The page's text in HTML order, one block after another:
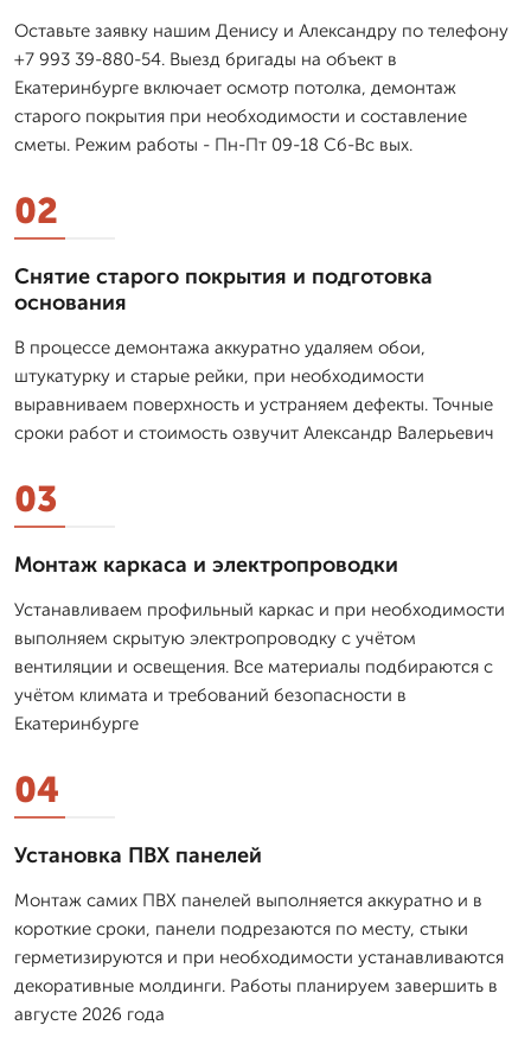
Оставьте заявку нашим Денису и Александру по телефону
+7 993 39-880-54. Выезд бригады на объект в
Екатеринбурге включает осмотр потолка, демонтаж
старого покрытия при необходимости и составление
сметы. Режим работы - Пн-Пт 09-18 Сб-Вс вых.
02
Снятие старого покрытия и подготовка
основания
В процессе демонтажа аккуратно удаляем обои,
штукатурку и старые рейки, при необходимости
выравниваем поверхность и устраняем дефекты. Точные
сроки работ и стоимость озвучит Александр Валерьевич
03
Монтаж каркаса и электропроводки
Устанавливаем профильный каркас и при необходимости
выполняем скрытую электропроводку с учётом
вентиляции и освещения. Все материалы подбираются с
учётом климата и требований безопасности в
Екатеринбурге
04
Установка ПВХ панелей
Монтаж самих ПВХ панелей выполняется аккуратно и в
короткие сроки, панели подрезаются по месту, стыки
герметизируются и при необходимости устанавливаются
декоративные молдинги. Работы планируем завершить в
августе 2026 года